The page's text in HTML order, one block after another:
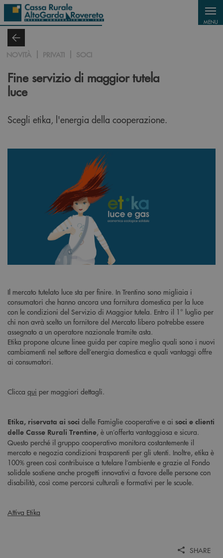
Salta al contenuto principale
MENU
NOVITÀ PRIVATI SOCI
Fine servizio di maggior tutela
luce
Scegli etika, l'energia della cooperazione.
Il mercato tutelato luce sta per finire. In Trentino sono migliaia i
consumatori che hanno ancora una fornitura domestica per la luce
con le condizioni del Servizio di Maggior tutela. Entro il 1° luglio per
chi non avrà scelto un fornitore del Mercato libero potrebbe essere
assegnato a un operatore nazionale tramite asta.
Etika propone alcune linee guida per capire meglio quali sono i nuovi
cambiamenti nel settore dell’energia domestica e quali vantaggi offre
ai consumatori.
Clicca qui per maggiori dettagli.
Etika, riservata ai soci delle Famiglie cooperative e ai soci e clienti
delle Casse Rurali Trentine, è un’offerta vantaggiosa e sicura.
Questo perché il gruppo cooperativo monitora costantemente il
mercato e negozia condizioni trasparenti per gli utenti. Inoltre, etika è
100% green così contribuisce a tutelare l’ambiente e grazie al Fondo
solidale sostiene anche progetti innovativi a favore delle persone con
disabilità, così come percorsi culturali e formativi per le scuole.
Attiva Etika
SHARE